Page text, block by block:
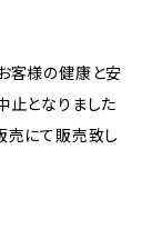
客様の健康と安
止となりました
売にて販売致し